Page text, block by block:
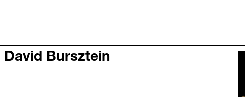
Bursztein